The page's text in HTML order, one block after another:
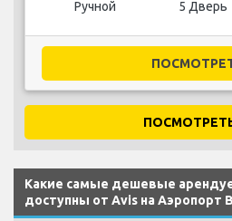
Ручной 5 Дверь
Какие самые дешевые
доступны от Avis на Аэропорт